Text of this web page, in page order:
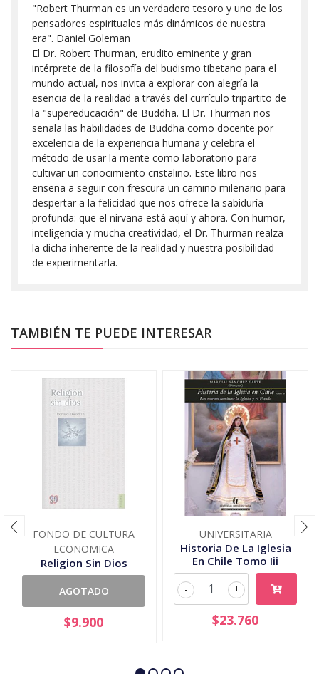
"Robert Thurman es un verdadero tesoro y uno de los
pensadores espirituales más dinámicos de nuestra
era". Daniel Goleman
El Dr. Robert Thurman, erudito eminente y gran
intérprete de la filosofía del budismo tibetano para el
mundo actual, nos invita a explorar con alegría la
esencia de la realidad a través del currículo tripartito de
la "supereducación" de Buddha. El Dr. Thurman nos
señala las habilidades de Buddha como docente por
excelencia de la experiencia humana y celebra el
método de usar la mente como laboratorio para
cultivar un conocimiento cristalino. Este libro nos
enseña a seguir con frescura un camino milenario para
despertar a la felicidad que nos ofrece la sabiduría
profunda: que el nirvana está aquí y ahora. Con humor,
inteligencia y mucha creatividad, el Dr. Thurman realza
la dicha inherente de la realidad y nuestra posibilidad
de experimentarla.
TAMBIÉN TE PUEDE INTERESAR
FONDO DE CULTURA
ECONOMICA
Religion Sin Dios
AGOTADO
$9.900
UNIVERSITARIA
Historia De La Iglesia
En Chile Tomo Iii
+
-
$23.760